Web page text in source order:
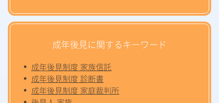
成年後見に関するキーワード
成年後見制度 家族信託
成年後見制度 診断書
成年後見制度 家庭裁判所